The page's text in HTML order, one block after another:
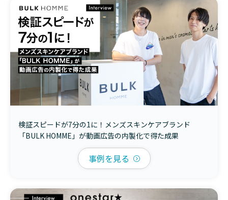
検証スピードが7分の1に！メンズスキンケアブランド
「BULK HOMME」が動画広告の内製化で得た成果
事例を見る